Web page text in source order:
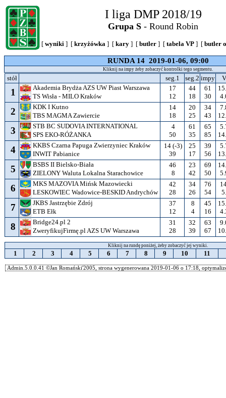
I liga DMP 2018/19
Grupa S - Round Robin
[ wyniki ] [ krzyżówka ] [ kary ] [ butler ] [ tabela VP ] [ butler
RUNDA 14 2019-01-06, 09:00
Kliknij na impy żeby zobaczyć kontrolki tego segmentu.
stół seg.1 seg.2 impy
1
Akademia Brydża AZS UW Piast Warszawa
TS Wisła - MILO Kraków
17
12
44
18
61
30
2
KDK I Kutno
TBS MAGMA Zawiercie
14
18
20
25
34
43
3
STB BC SUDOVIA INTERNATIONAL
SPS EKO-RÓŻANKA
4
50
61
35
65
85
4
KKBS Czarna Papuga Zwierzyniec Kraków
INWIT Pabianice
14 (-3)
39
25
17
39
56
5
BSBS II Bielsko-Biała
ZIELONY Waluta Lokalna Starachowice
46
8
23
42
69
50
6
MKS MAZOVIA Mińsk Mazowiecki
LESKOWIEC Wadowice-BESKID Andrychów
42
28
34
26
76
54
7
JKBS Jastrzębie Zdrój
ETB Ełk
37
12
8
4
45
16
8
Bridge24.pl 2
ZweryfikujFirmę.pl AZS UW Warszawa
31
28
32
39
63
67
Kliknij na rundę poniżej, żeby zobaczyć jej wyniki.
1 2 3 4 5 6 7 8 9 10 11
Admin.5.0.0.41 ©Jan Romański'2005, strona wygenerowana 2019-01-06 o 17:18,